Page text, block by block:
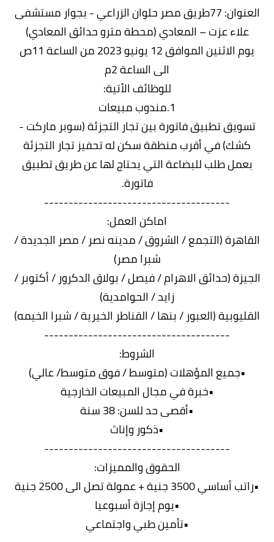
العنوان: 77طريق مصر حلوان الزراعي - بجوار مستشفى
علاء عزت – المعادي (محطة مترو حدائق المعادي)
يوم الاثنين الموافق 12 يونيو 2023 من الساعة 11ص
الى الساعة 2م
للوظائف الأتية:
1.مندوب مبيعات
تسويق تطبيق فاتورة بين تجار التجزئة (سوبر ماركت -
كشك) في أقرب منطقة سكن له تحفيز تجار التجزئة
بعمل طلب للبضاعة التي يحتاج لها عن طريق تطبيق
فاتورة.
--------------------------------------
اماكن العمل:
القاهرة (التجمع / الشروق / مدينه نصر / مصر الجديدة /
شبرا مصر)
الجيزة (حدائق الاهرام / فيصل / بولاق الدكرور / أكتوبر /
زايد / الحوامدية)
القليوبية (العبور / بنها / القناطر الخيرية / شبرا الخيمه)
--------------------------------------
الشروط:
•جميع المؤهلات (متوسط / فوق متوسط/ عالي)
•خبرة في مجال المبيعات الخارجية
•أقصى حد للسن: 38 سنة
•ذكور وإناث
--------------------------------------
الحقوق والمميزات:
•راتب أساسي 3500 جنية + عمولة تصل الى 2500 جنية
•يوم إجازة أسبوعيا
•تأمين طبي واجتماعي